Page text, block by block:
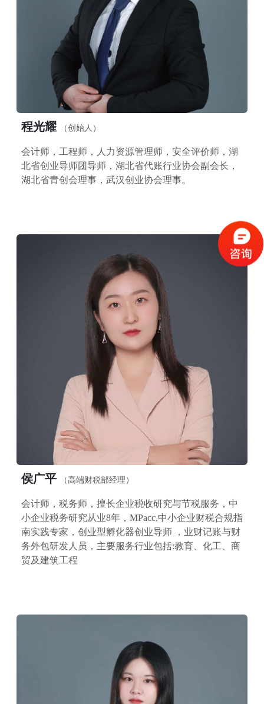
程光耀 （创始人）
会计师，工程师，人力资源管理师，安全评价师，湖
北省创业导师团导师，湖北省代账行业协会副会长，
湖北省青创会理事，武汉创业协会理事。
侯广平 （高端财税部经理）
会计师，税务师，擅长企业税收研究与节税服务，中
小企业税务研究从业8年，MPacc,中小企业财税合规指
南实践专家，创业型孵化器创业导师 ，业财记账与财
务外包研发人员，主要服务行业包括:教育、化工、商
贸及建筑工程